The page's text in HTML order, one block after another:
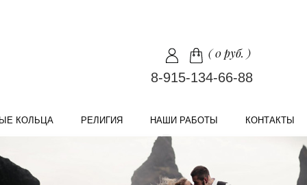
(0 руб. )
8-915-134-66-88
КОЛЬЦА РЕЛИГИЯ НАШИ РАБОТЫ КОНТАКТЫ